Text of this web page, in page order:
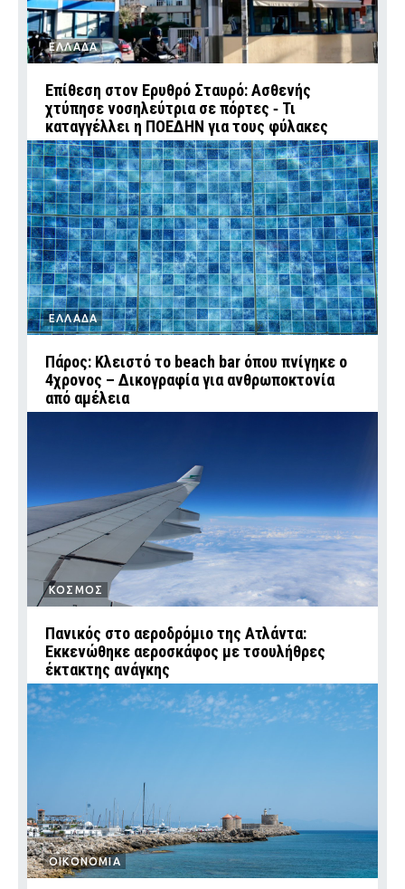
ΕΛΛΑΔΑ
Επίθεση στον Ερυθρό Σταυρό: Ασθενής
χτύπησε νοσηλεύτρια σε πόρτες ‑ Τι
καταγγέλλει η ΠΟΕΔΗΝ για τους φύλακες
ΕΛΛΑΔΑ
Πάρος: Κλειστό το beach bar όπου πνίγηκε ο
4χρονος – Δικογραφία για ανθρωποκτονία
από αμέλεια
ΚΟΣΜΟΣ
Πανικός στο αεροδρόμιο της Ατλάντα:
Εκκενώθηκε αεροσκάφος με τσουλήθρες
έκτακτης ανάγκης
ΟΙΚΟΝΟΜΙΑ